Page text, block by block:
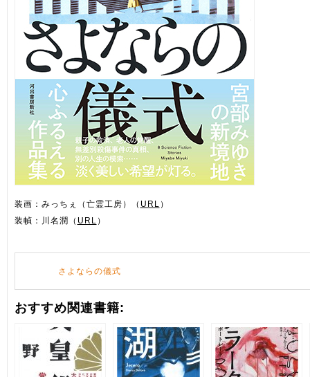
装画：みっちぇ（亡霊工房）（ URL ）
装幀：川名潤（ URL ）
さよならの儀式
おすすめ関連書籍: